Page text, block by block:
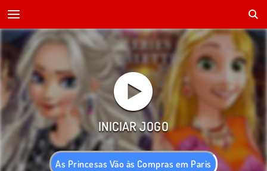
As Princesas Vão às Compras em Paris